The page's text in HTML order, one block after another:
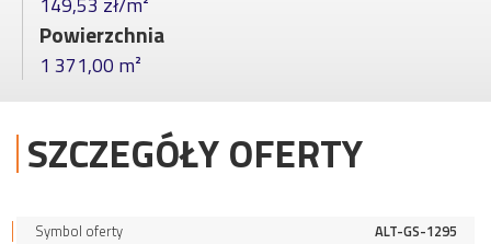
Powierzchnia
1 371,00 m²
SZCZEGÓŁY OFERTY
Symbol oferty
ALT-GS-1295